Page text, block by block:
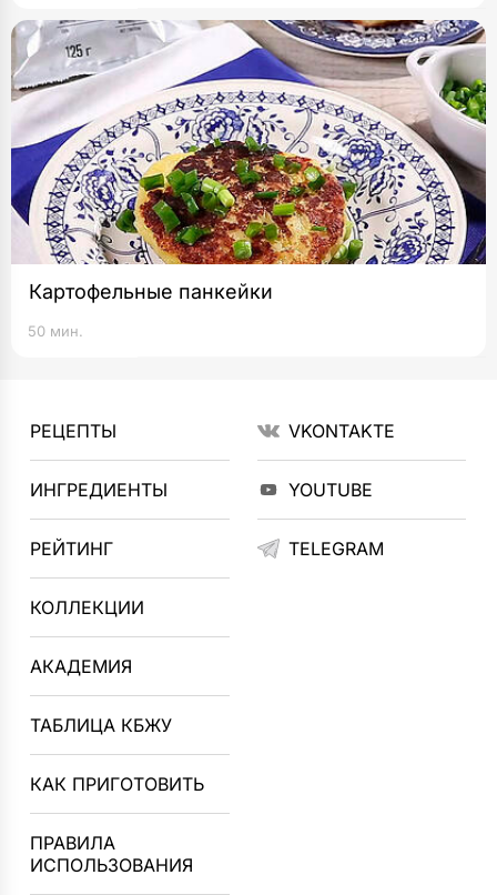
Картофельные панкейки
50 мин.
РЕЦЕПТЫ
ИНГРЕДИЕНТЫ
РЕЙТИНГ
КОЛЛЕКЦИИ
АКАДЕМИЯ
ТАБЛИЦА КБЖУ
КАК ПРИГОТОВИТЬ
ПРАВИЛА
ИСПОЛЬЗОВАНИЯ
VKONTAKTE
YOUTUBE
TELEGRAM